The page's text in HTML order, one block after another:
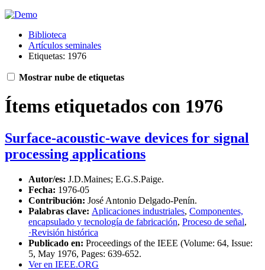
Biblioteca
Artículos seminales
Etiquetas: 1976
Mostrar nube de etiquetas
Ítems etiquetados con 1976
Surface-acoustic-wave devices for signal
processing applications
Autor/es: J.D.Maines; E.G.S.Paige.
Fecha: 1976-05
Contribución: José Antonio Delgado-Penín.
Palabras clave: Aplicaciones industriales, Componentes,
encapsulado y tecnología de fabricación, Proceso de señal,
·Revisión histórica
Publicado en: Proceedings of the IEEE (Volume: 64, Issue:
5, May 1976, Pages: 639-652.
Ver en IEEE.ORG